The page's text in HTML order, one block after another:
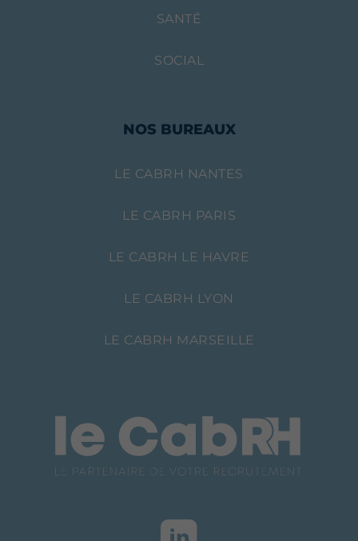
SANTÉ
SOCIAL
NOS BUREAUX
LE CABRH NANTES
LE CABRH PARIS
LE CABRH LE HAVRE
LE CABRH LYON
LE CABRH MARSEILLE